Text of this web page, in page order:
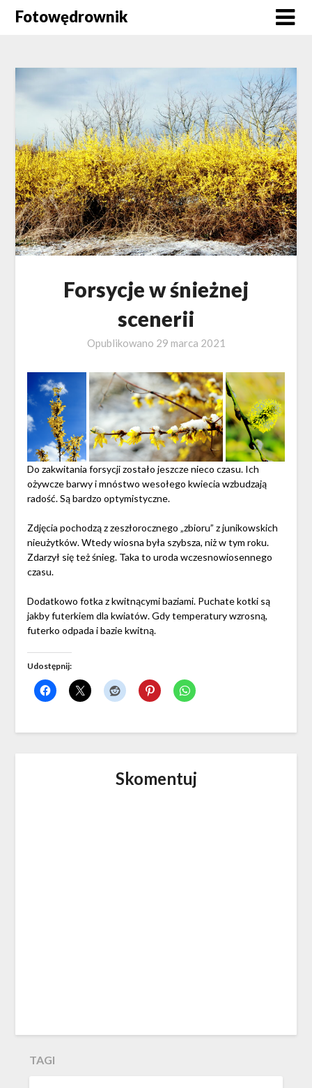
SkipFotowędrownik
Forsycje w śnieżnej
scenerii
Opublikowano 29 marca 2021
Do zakwitania forsycji zostało jeszcze nieco czasu. Ich
ożywcze barwy i mnóstwo wesołego kwiecia wzbudzają
radość. Są bardzo optymistyczne.
Zdjęcia pochodzą z zeszłorocznego „zbioru” z junikowskich
nieużytków. Wtedy wiosna była szybsza, niż w tym roku.
Zdarzył się też śnieg. Taka to uroda wczesnowiosennego
czasu.
Dodatkowo fotka z kwitnącymi baziami. Puchate kotki są
jakby futerkiem dla kwiatów. Gdy temperatury wzrosną,
futerko odpada i bazie kwitną.
Udostępnij:
Skomentuj
TAGI